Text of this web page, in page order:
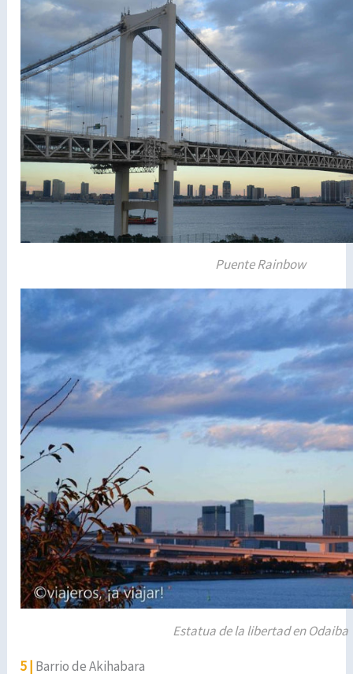
Puente Rainbow
Estatua de la libertad en Odaiba
5 | Barrio de Akihabara